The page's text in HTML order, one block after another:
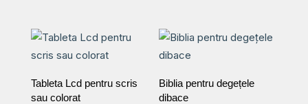
Tableta Lcd pentru scris
sau colorat
Biblia pentru degețele
dibace